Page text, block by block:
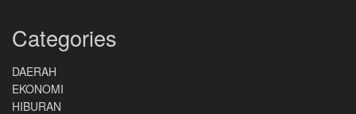
Categories
DAERAH
EKONOMI
HIBURAN